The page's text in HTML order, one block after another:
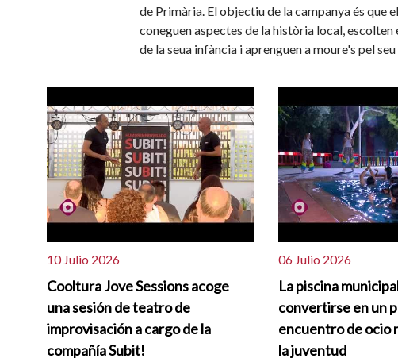
de Primària. El objectiu de la campanya és que
coneguen aspectes de la història local,
de la seua infància i aprenguen a moure's pel
10 Julio 2026
Cooltura Jove Sessions acoge
una sesión de teatro de
improvisación a cargo de la
compañía Subit!
06 Julio 2026
La piscina
convertirse en un
encuentro de ocio
la juventud